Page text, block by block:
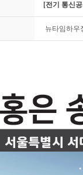
[전기 통신
뉴타임하우